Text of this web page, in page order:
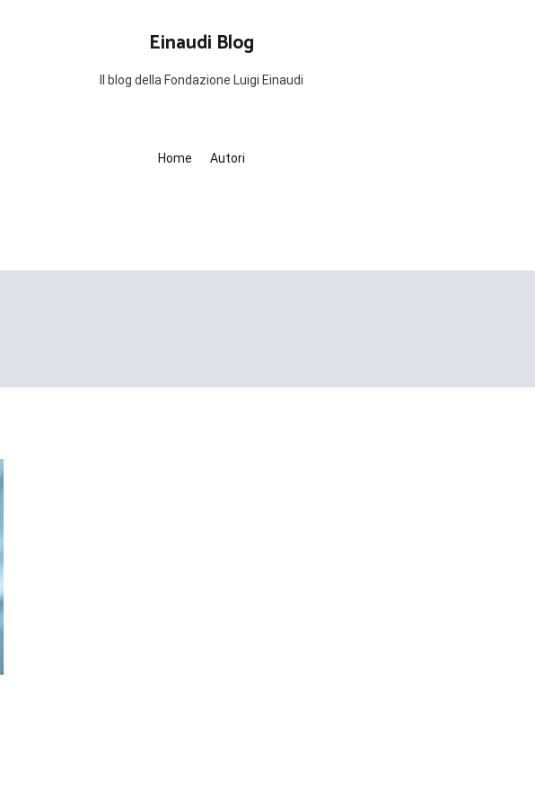
Einaudi Blog
Il blog della Fondazione Luigi Einaudi
Home Autori